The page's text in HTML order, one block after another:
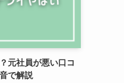
元社員が悪い口コ
で解説